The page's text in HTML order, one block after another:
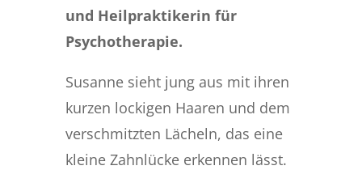
und Heilpraktikerin für
Psychotherapie.
Susanne sieht jung aus mit ihren
kurzen lockigen Haaren und dem
verschmitzten Lächeln, das eine
kleine Zahnlücke erkennen lässt.